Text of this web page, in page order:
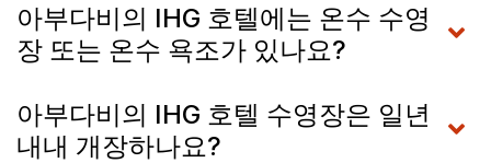
아부다비의 IHG 호텔에는 온수 수영
장 또는 온수 욕조가 있나요?
아부다비의 IHG 호텔 수영장은 일년
내내 개장하나요?